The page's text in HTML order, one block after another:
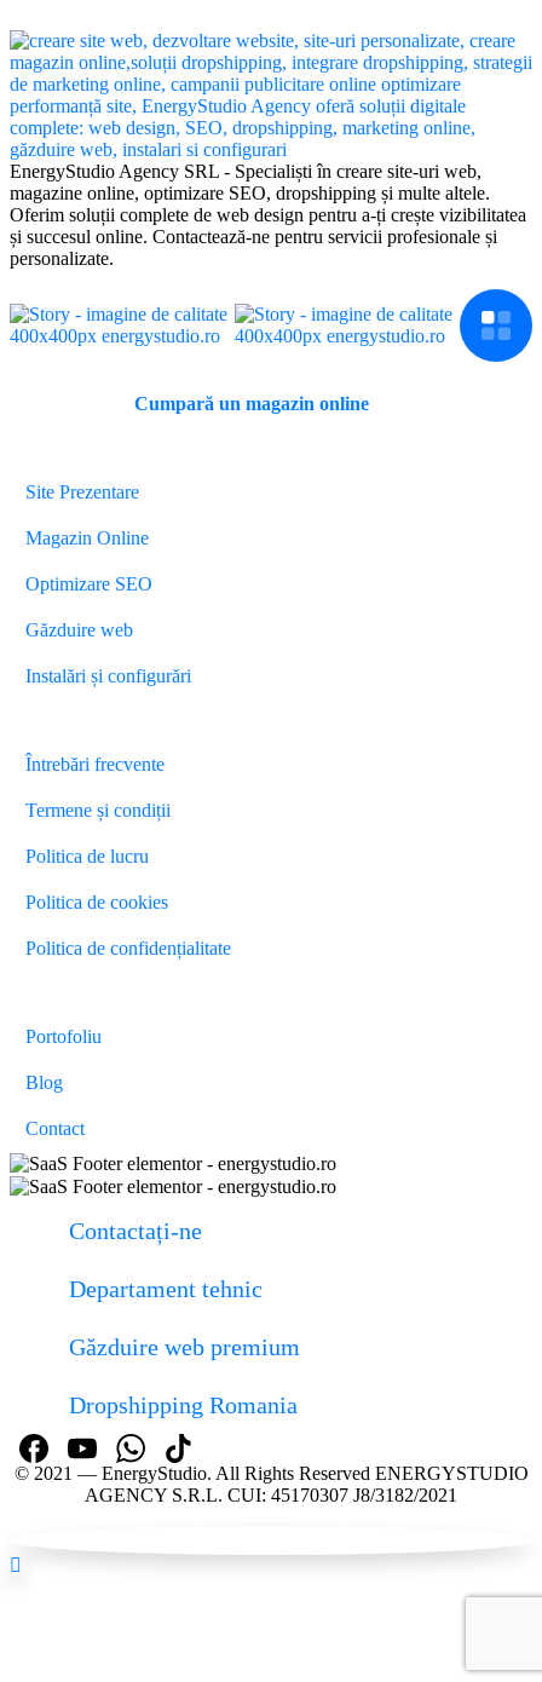
EnergyStudio Agency SRL - Specialiști în creare site-uri web,
magazine online, optimizare SEO, dropshipping și multe altele.
Oferim soluții complete de web design pentru a-ți crește vizibilitatea
și succesul online. Contactează-ne pentru servicii profesionale și
personalizate.
Cumpară un magazin online
Site Prezentare
Magazin Online
Optimizare SEO
Găzduire web
Instalări și configurări
Întrebări frecvente
Termene și condiții
Politica de lucru
Politica de cookies
Politica de confidențialitate
Portofoliu
Blog
Contact
Contactați-ne
Departament tehnic
Găzduire web premium
Dropshipping Romania
© 2021 — EnergyStudio. All Rights Reserved ENERGYSTUDIO
AGENCY S.R.L. CUI: 45170307 J8/3182/2021